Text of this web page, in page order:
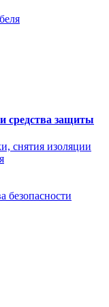
средства защиты
снятия изоляции
безопасности